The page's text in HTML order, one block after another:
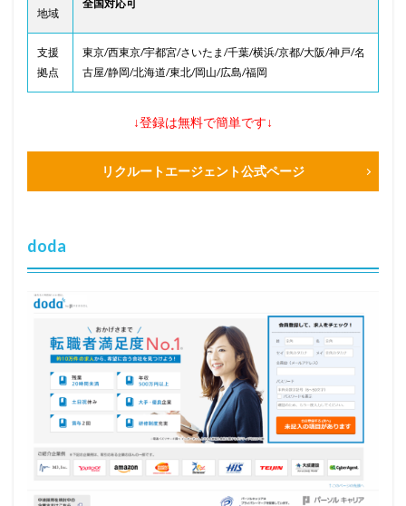
地域
全国対応可
支援
拠点
東京/西東京/宇都宮/さいたま/千葉/横浜/京都/大阪/神戸/名
古屋/静岡/北海道/東北/岡山/広島/福岡
↓登録は無料で簡単です↓
リクルートエージェント公式ページ
doda